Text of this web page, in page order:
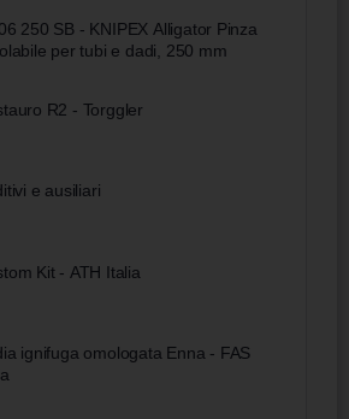
250 SB - KNIPEX Alligator Pinza
per tubi e dadi, 250 mm
R2 - Torggler
e ausiliari
Kit - ATH Italia
ignifuga omologata Enna - FAS